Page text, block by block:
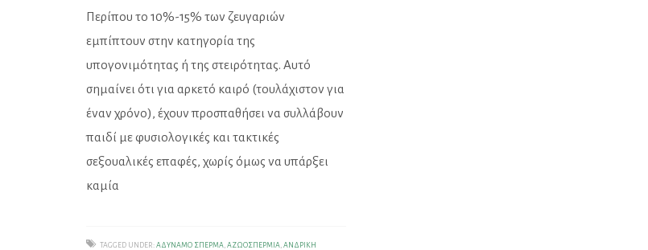
Περίπου το 10%-15% των ζευγαριών
εμπίπτουν στην κατηγορία της
υπογονιμότητας ή της στειρότητας. Αυτό
σημαίνει ότι για αρκετό καιρό (τουλάχιστον για
έναν χρόνο), έχουν προσπαθήσει να συλλάβουν
παιδί με φυσιολογικές και τακτικές
σεξουαλικές επαφές, χωρίς όμως να υπάρξει
καμία
TAGGED UNDER: ΑΔΎΝΑΜΟ ΣΠΈΡΜΑ ,ΑΖΩΟΣΠΕΡΜΊΑ ,ΑΝΔΡΙΚΉ